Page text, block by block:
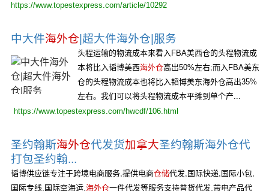
https://www.topestexpress.com/article/10292
中大件海外仓 |超大件海外仓|服务
头程运输的物流成本来看入FBA美西仓的头程物流成
本将比入韬博美西海外仓高出50%左右;而入FBA美东
仓的头程物流成本也将比入韬博美东海外仓高出35%
左右。我们可以将头程物流成本平摊到单个产...
https://www.topestexpress.com/hwcdf/106.html
圣约翰斯海外仓代发货加拿大圣约翰斯海外仓代
打包圣约翰...
韬博供应链专注于跨境电商服务,提供电商仓储代发,国际快递,国际小包,
国际专线,国际空海运,海外仓一件代发等服务支持普货代发,带电产品代